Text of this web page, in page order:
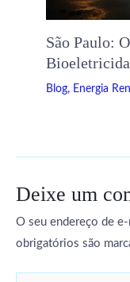
São Paulo:
Blog, Energia
Deixe um
O seu endereço de
obrigatórios são